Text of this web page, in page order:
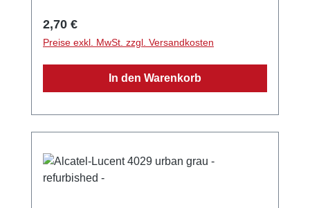
Regulärer Preis:
2,70 €
Preise exkl. MwSt. zzgl. Versandkosten
In den Warenkorb